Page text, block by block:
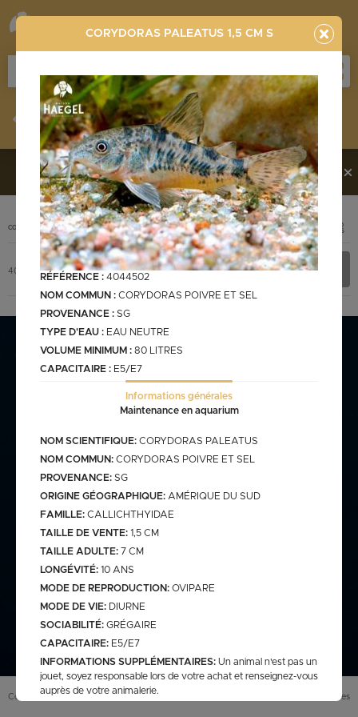
CORYDORAS PALEATUS 1,5 CM S
RÉFÉRENCE : 4044502
NOM COMMUN : CORYDORAS POIVRE ET SEL
PROVENANCE : SG
TYPE D'EAU : EAU NEUTRE
VOLUME MINIMUM : 80 LITRES
CAPACITAIRE : E5/E7
Informations générales
Maintenance en aquarium
NOM SCIENTIFIQUE: CORYDORAS PALEATUS
NOM COMMUN: CORYDORAS POIVRE ET SEL
PROVENANCE: SG
ORIGINE GÉOGRAPHIQUE: AMÉRIQUE DU SUD
FAMILLE: CALLICHTHYIDAE
TAILLE DE VENTE: 1,5 CM
TAILLE ADULTE: 7 CM
LONGÉVITÉ: 10 ANS
MODE DE REPRODUCTION: OVIPARE
MODE DE VIE: DIURNE
SOCIABILITÉ: GRÉGAIRE
CAPACITAIRE: E5/E7
INFORMATIONS SUPPLÉMENTAIRES: Un animal n'est pas un
jouet, soyez responsable lors de votre achat et renseignez-vous
auprès de votre animalerie.
Stocklist Recherche
Vous souhaitez en découvrir davantage ?Contactez-
nous !
Stocklist complète
FRANCO CUMULABLE AVEC LES POISSONS/ FRANCO
BACTERIES SEULES 100€
koï elv francais
carpe koi sur photo (a
retrouver sur le site
web)
elv pologne
Eau douce
CODE DÉSIGNATION
PHOTO
+ INFOS
4044502 CORYDORAS PALEATUS 1,5 cm S
commande@haegel.fr
Conditions générales de vente (CGV) Mentions légales